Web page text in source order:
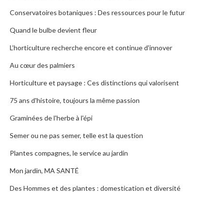
Conservatoires botaniques : Des ressources pour le futur
Quand le bulbe devient fleur
L’horticulture recherche encore et continue d'innover
Au cœur des palmiers
Horticulture et paysage : Ces distinctions qui valorisent
75 ans d'histoire, toujours la même passion
Graminées de l'herbe à l'épi
Semer ou ne pas semer, telle est la question
Plantes compagnes, le service au jardin
Mon jardin, MA SANTÉ
Des Hommes et des plantes : domestication et diversité